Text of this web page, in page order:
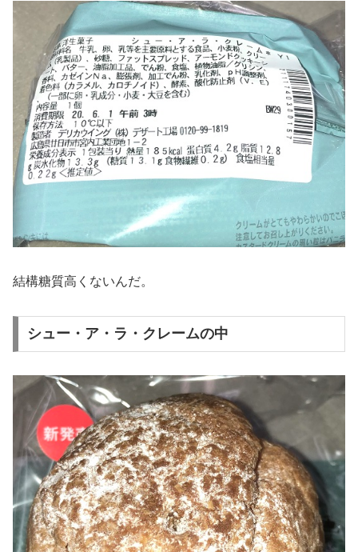
結構糖質高くないんだ。
シュー・ア・ラ・クレームの中